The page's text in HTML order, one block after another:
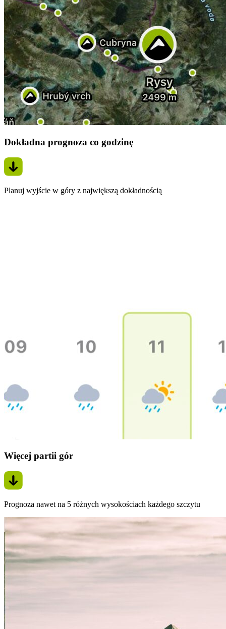
Dokładna prognoza co godzinę
Planuj wyjście w góry z największą dokładnością
Więcej partii gór
Prognoza nawet na 5 różnych wysokościach każdego szczytu